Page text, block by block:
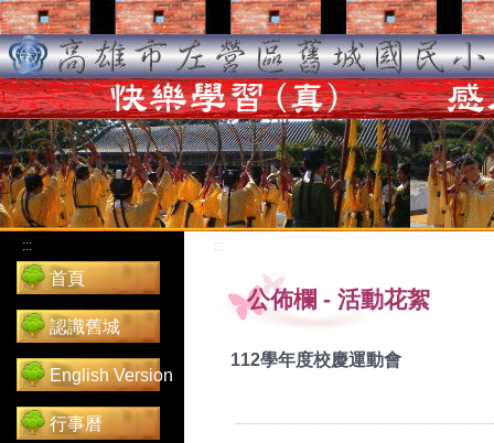
:::
首頁
認識舊城
English Version
行事曆
:::
公佈欄 - 活動花絮
112學年度校慶運動會